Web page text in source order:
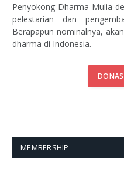
Penyokong Dharma Mulia
pelestarian dan
Berapapun nominalnya,
dharma di Indonesia.
MEMBERSHIP